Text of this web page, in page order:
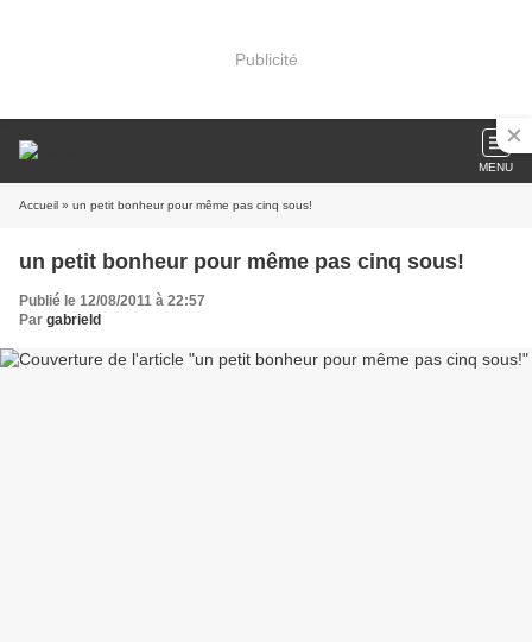
Publicité
MENU
Accueil » un petit bonheur pour même pas cinq sous!
un petit bonheur pour même pas cinq sous!
Publié le 12/08/2011 à 22:57
Par gabrield